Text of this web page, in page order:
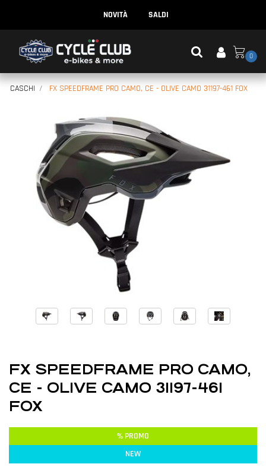
NOVITÀ SALDI
0
CASCHI FX SPEEDFRAME PRO CAMO, CE - OLIVE CAMO 31197-461 FOX
FX SPEEDFRAME PRO CAMO,
CE - OLIVE CAMO 31197-461
FOX
% PROMO
NEW